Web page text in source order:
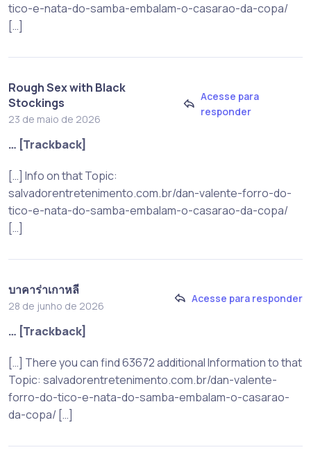
tico-e-nata-do-samba-embalam-o-casarao-da-copa/
[…]
Rough Sex with Black
Stockings
23 de maio de 2026
Acesse para
responder
… [Trackback]
[…] Info on that Topic:
salvadorentretenimento.com.br/dan-valente-forro-do-
tico-e-nata-do-samba-embalam-o-casarao-da-copa/
[…]
บาคาร่าเกาหลี
28 de junho de 2026
Acesse para responder
… [Trackback]
[…] There you can find 63672 additional Information to that
Topic: salvadorentretenimento.com.br/dan-valente-
forro-do-tico-e-nata-do-samba-embalam-o-casarao-
da-copa/ […]